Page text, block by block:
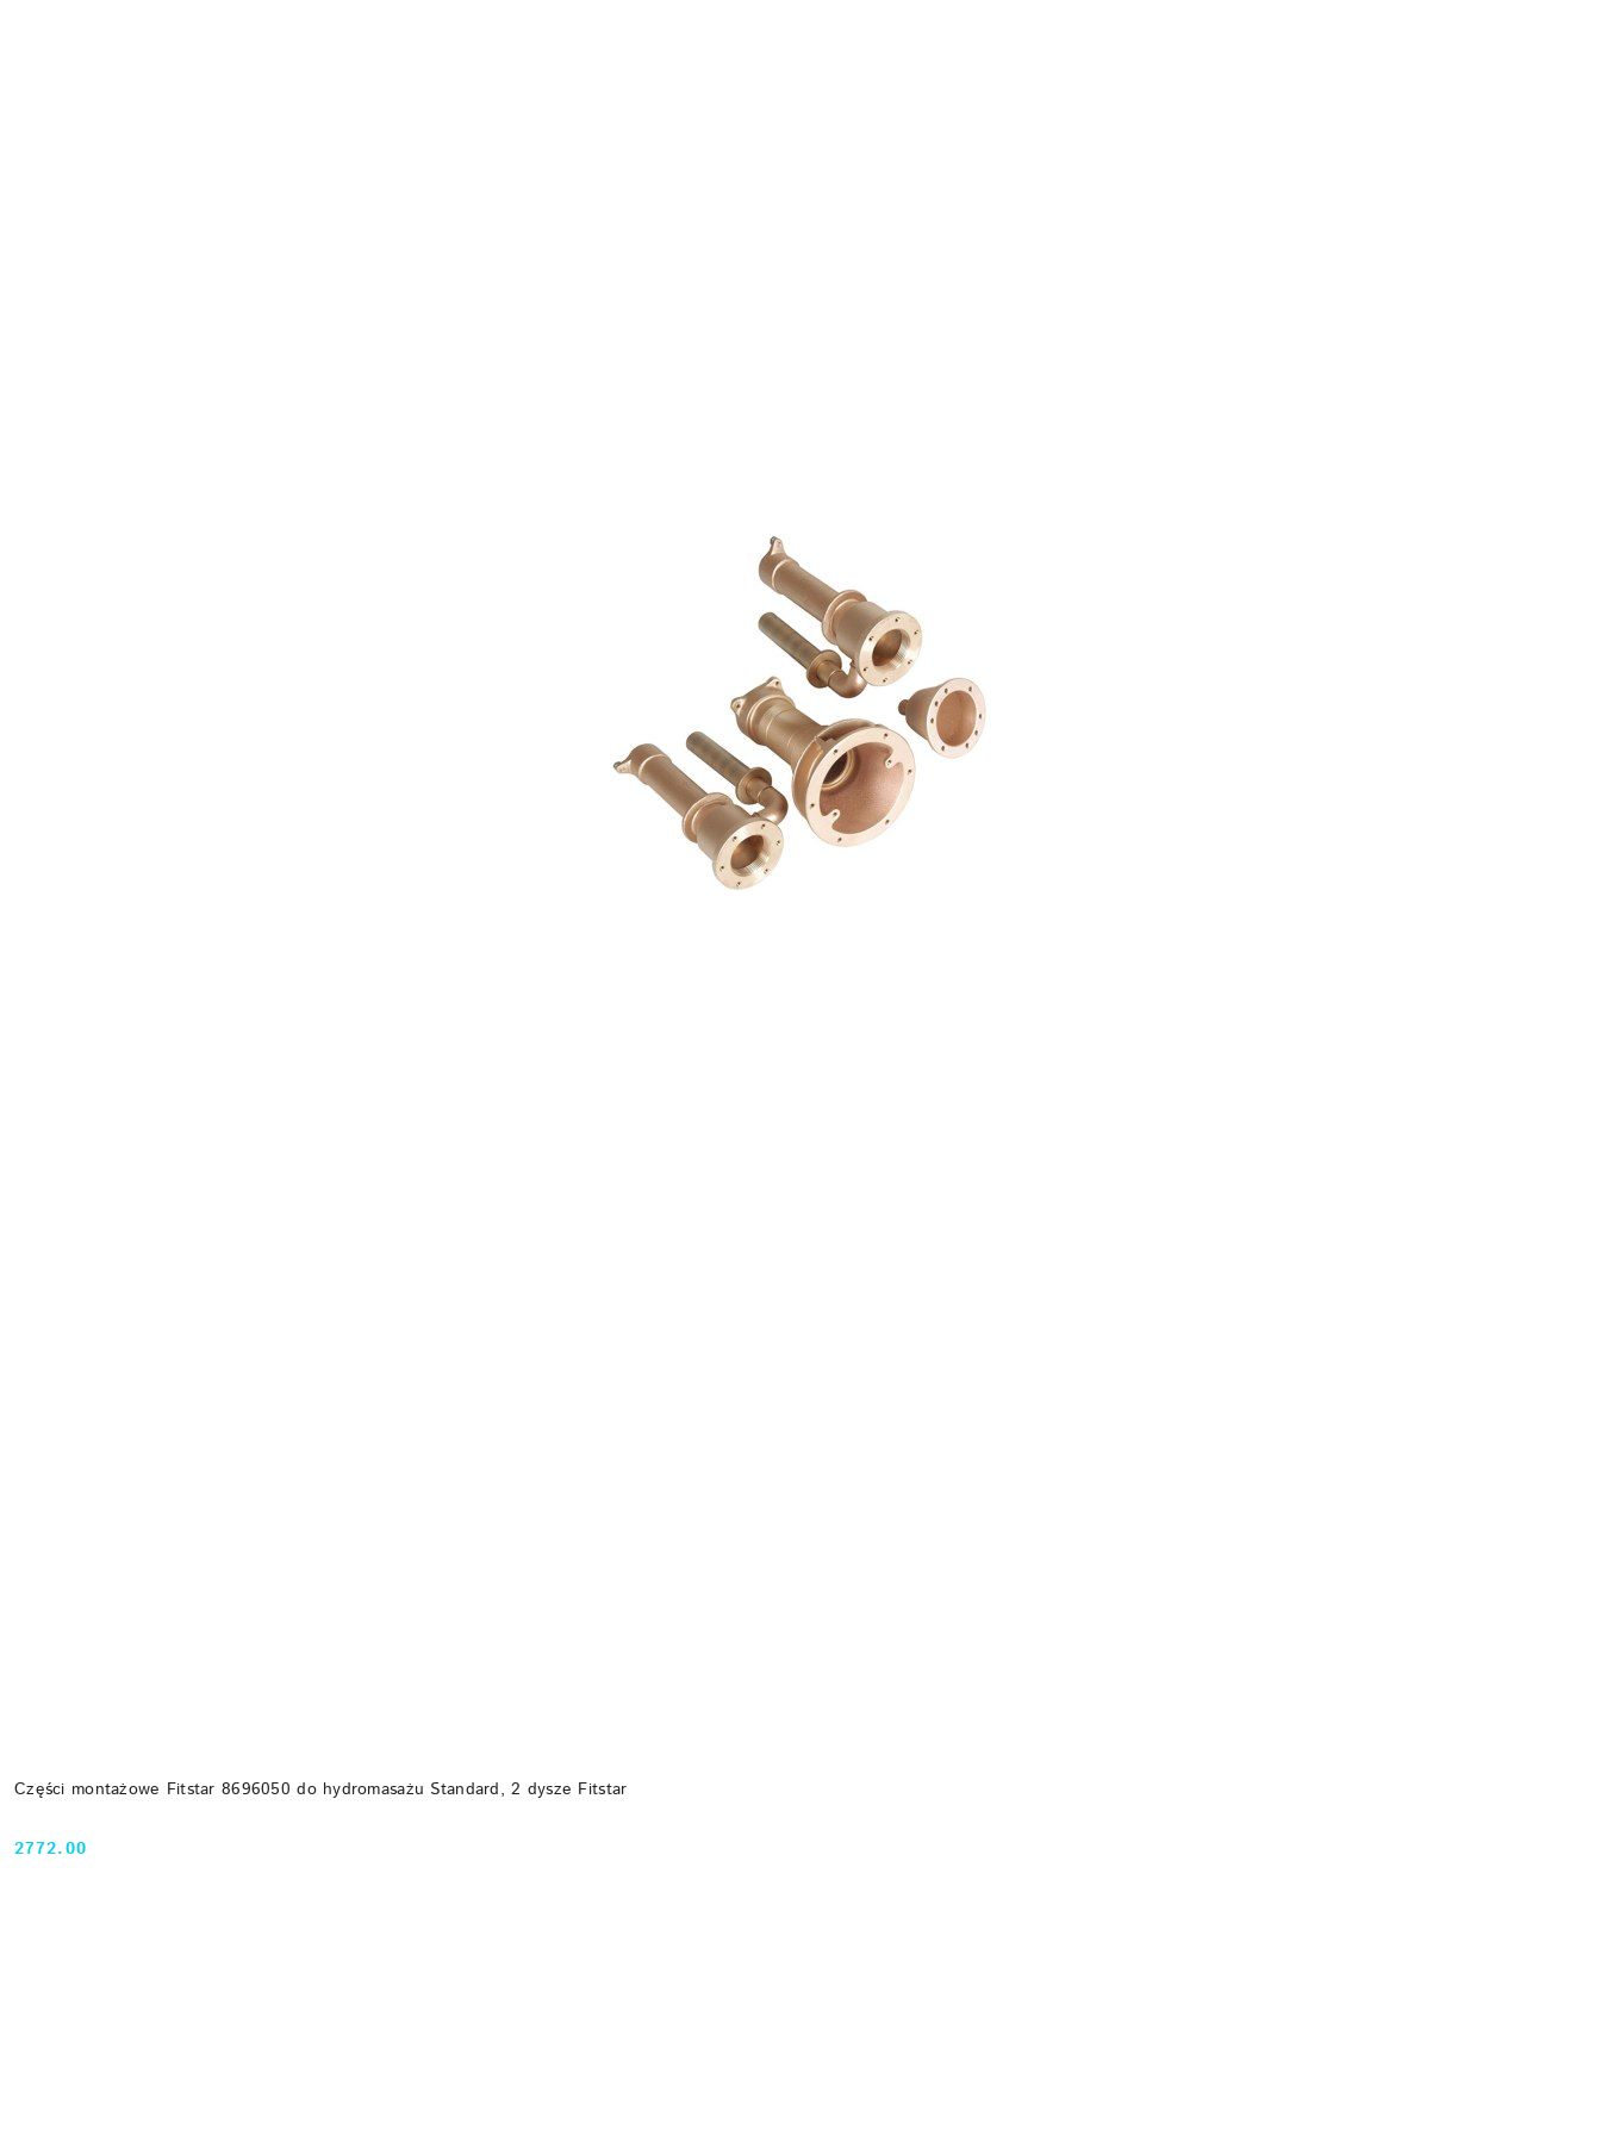
Części montażowe Fitstar 8696050 do hydromasażu Standard, 2 dysze Fitstar
Cena:
2772.00